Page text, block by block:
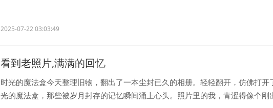
2025-07-22 03:03:49
看到老照片,满满的回忆
时光的魔法盒今天整理旧物，翻出了一本尘封已久的相册。轻轻翻开，仿佛打开
光的魔法盒，那些被岁月封存的记忆瞬间涌上心头。照片里的我，青涩得像个刚